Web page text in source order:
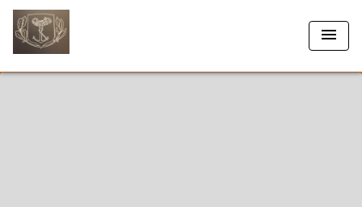
menu